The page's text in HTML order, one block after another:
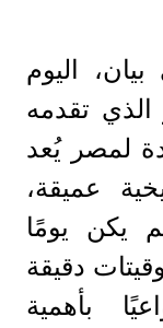
اليوم
الذي تقدمه
لمصر يُعد
عميقة،
يكن يومًا
دقيقة
بأهمية